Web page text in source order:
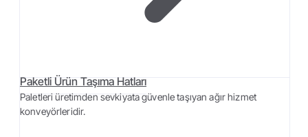
Paketli Ürün Taşıma Hatları
Paletleri üretimden sevkiyata güvenle taşıyan ağır hizmet
konveyörleridir.